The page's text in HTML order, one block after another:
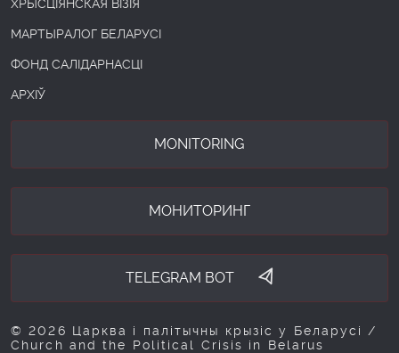
ХРЫСЦІЯНСКАЯ ВІЗІЯ
МАРТЫРАЛОГ БЕЛАРУСІ
ФОНД САЛІДАРНАСЦІ
АРХІЎ
MONITORING
МОНИТОРИНГ
TELEGRAM BOT
© 2026 Царква і палітычны крызіс у Беларусі /
Church and the Political Crisis in Belarus